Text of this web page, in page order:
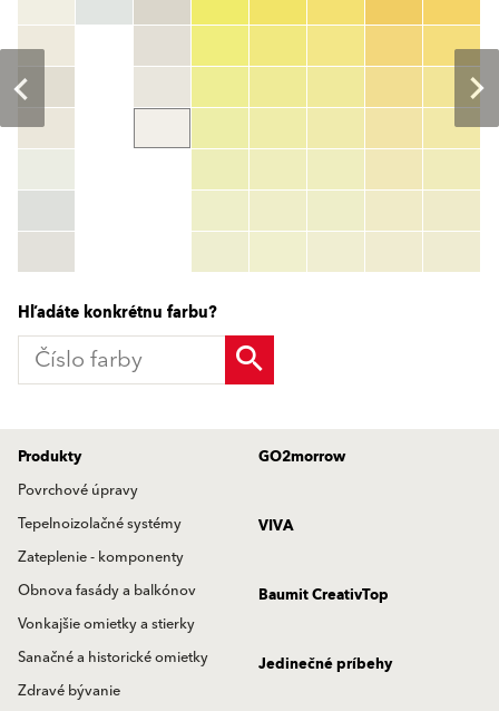
Číslo farby
color_name
HEX:hex_code
TSR:tsr_code
Zistiť viac
Hľadáte konkrétnu farbu?
Produkty
Povrchové úpravy
Tepelnoizolačné systémy
Zateplenie - komponenty
Obnova fasády a balkónov
Vonkajšie omietky a stierky
Sanačné a historické omietky
Zdravé bývanie
GO2morrow
VIVA
Baumit CreativTop
Jedinečné príbehy